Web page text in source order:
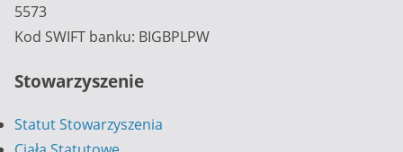
5573
Kod SWIFT banku: BIGBPLPW
Stowarzyszenie
Statut Stowarzyszenia